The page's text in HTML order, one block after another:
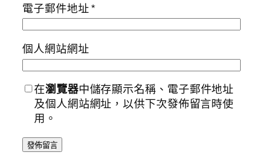
電子郵件地址*
個人網站網址
在瀏覽器中儲存顯示名稱、電子郵件地址
及個人網站網址，以供下次發佈留言時使
用。